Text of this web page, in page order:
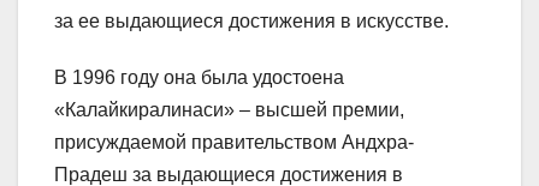
за ее выдающиеся достижения в искусстве.
В 1996 году она была удостоена
«Калайкиралинаси» – высшей премии,
присуждаемой правительством Андхра-
Прадеш за выдающиеся достижения в